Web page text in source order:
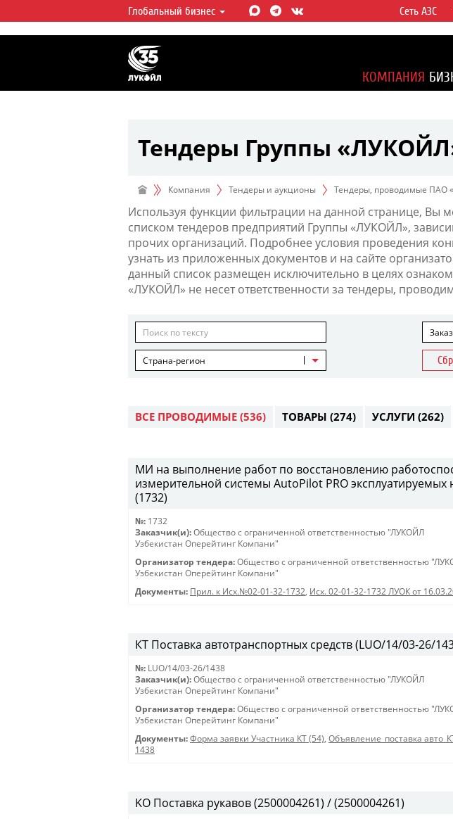
ЛУКОЙЛ СЕГОДНЯ
ЛУКОЙЛ — одна из крупнейших вертикально
интегрированных нефтегазовых компаний в
мире, на долю которой приходится более 2%
мировой добычи нефти и около 1% доказанных
Глобальный бизнес Сеть АЗС
КОМПАНИЯ
Тендеры Группы
Компания Тендеры и аукционы Тендеры, проводимые ПАО
Используя функции фильтрации на данной странице, Вы
списком тендеров предприятий Группы «ЛУКОЙЛ»,
прочих организаций. Подробнее условия проведения
узнать из приложенных документов и на сайте
данный список размещен исключительно в целях
«ЛУКОЙЛ» не несет ответственности за тендеры,
Страна-регион
ВСЕ ПРОВОДИМЫЕ (536) ТОВАРЫ (274) УСЛУГИ (262)
МИ на выполнение работ по восстановлению
измерительной системы AutoPilot PRO эксплуатируемых
(1732)
№: 1732
Заказчик(и): Общество с ограниченной ответственностью "ЛУКОЙЛ
Узбекистан Оперейтинг Компани"
Организатор тендера: Общество с ограниченной ответственностью
Узбекистан Оперейтинг Компани"
Документы: Прил. к Исх.№02-01-32-1732, Исх. 02-01-32-1732 ЛУОК от
КТ Поставка автотранспортных средств (LUO/14/03-26/
№: LUO/14/03-26/1438
Заказчик(и): Общество с ограниченной ответственностью "ЛУКОЙЛ
Узбекистан Оперейтинг Компани"
Организатор тендера: Общество с ограниченной ответственностью
Узбекистан Оперейтинг Компани"
Документы: Форма заявки Участника КТ (54), Объявление_поставка
1438
KO Поставка рукавов (2500004261) / (2500004261)